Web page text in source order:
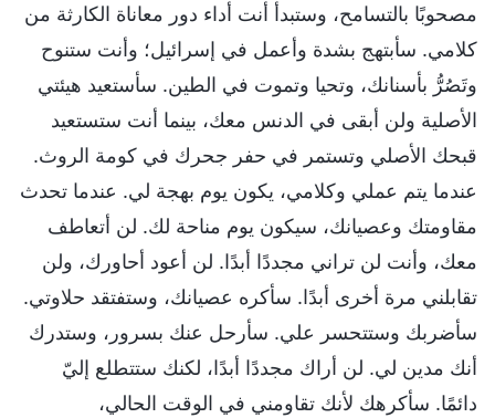
مصحوبًا بالتسامح، وستبدأ أنت أداء دور معاناة الكارثة من
كلامي. سأبتهج بشدة وأعمل في إسرائيل؛ وأنت ستنوح
وتَصُرُّ بأسنانك، وتحيا وتموت في الطين. سأستعيد هيئتي
الأصلية ولن أبقى في الدنس معك، بينما أنت ستستعيد
قبحك الأصلي وتستمر في حفر جحرك في كومة الروث.
عندما يتم عملي وكلامي، يكون يوم بهجة لي. عندما تحدث
مقاومتك وعصيانك، سيكون يوم مناحة لك. لن أتعاطف
معك، وأنت لن تراني مجددًا أبدًا. لن أعود أحاورك، ولن
تقابلني مرة أخرى أبدًا. سأكره عصيانك، وستفتقد حلاوتي.
سأضربك وستتحسر علي. سأرحل عنك بسرور، وستدرك
أنك مدين لي. لن أراك مجددًا أبدًا، لكنك ستتطلع إليّ
دائمًا. سأكرهك لأنك تقاومني في الوقت الحالي،